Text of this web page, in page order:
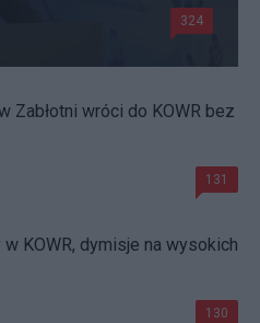
324
Zabłotni wróci do KOWR bez
131
w KOWR, dymisje na wysokich
130